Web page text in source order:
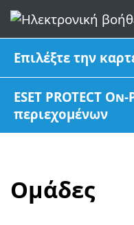
Επιλέξτε την
ESET PROTECT
περιεχομένων
Ομάδες